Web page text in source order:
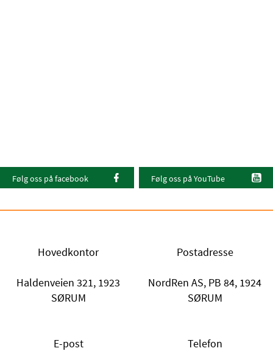
Følg oss på facebook Følg oss på YouTube
Hovedkontor
Haldenveien 321, 1923
SØRUM
Postadresse
NordRen AS, PB 84, 1924
SØRUM
E-post Telefon